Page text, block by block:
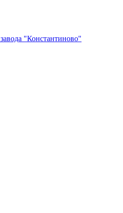
"Константиново"